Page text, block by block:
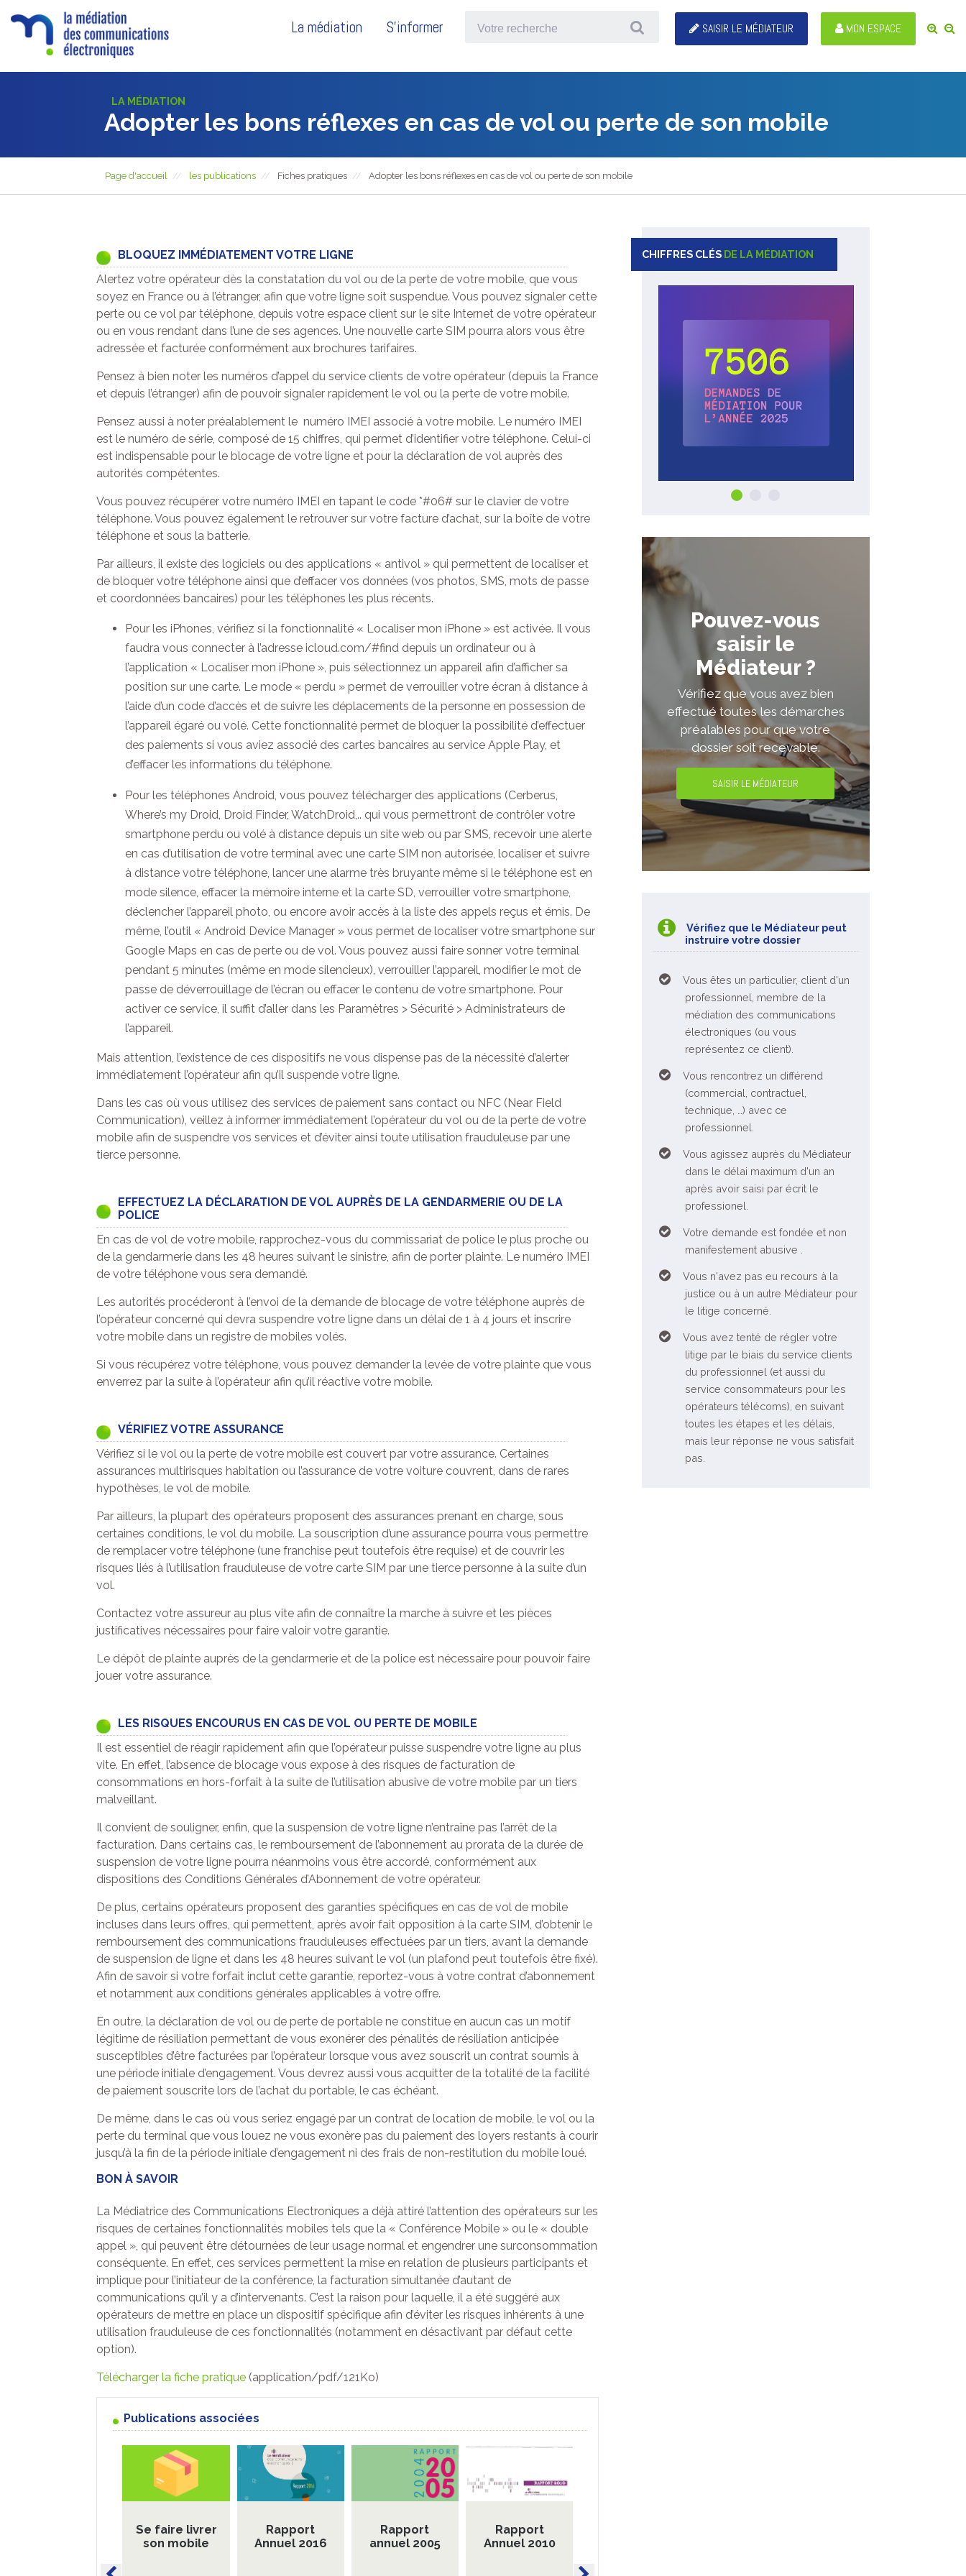
SAISIR LE MÉDIATEUR MON ESPACE
La médiation S'informer
LA MÉDIATION
Adopter les bons réflexes en cas de vol ou perte de son mobile
Page d'accueil les publications Fiches pratiques Adopter les bons réflexes en cas de vol ou perte de son mobile
BLOQUEZ IMMÉDIATEMENT VOTRE LIGNE
Alertez votre opérateur dès la constatation du vol ou de la perte de votre mobile, que vous
soyez en France ou à l’étranger, afin que votre ligne soit suspendue. Vous pouvez signaler cette
perte ou ce vol par téléphone, depuis votre espace client sur le site Internet de votre opérateur
ou en vous rendant dans l’une de ses agences. Une nouvelle carte SIM pourra alors vous être
adressée et facturée conformément aux brochures tarifaires.
Pensez à bien noter les numéros d’appel du service clients de votre opérateur (depuis la France
et depuis l’étranger) afin de pouvoir signaler rapidement le vol ou la perte de votre mobile.
Pensez aussi à noter préalablement le numéro IMEI associé à votre mobile. Le numéro IMEI
est le numéro de série, composé de 15 chiffres, qui permet d’identifier votre téléphone. Celui-ci
est indispensable pour le blocage de votre ligne et pour la déclaration de vol auprès des
autorités compétentes.
Vous pouvez récupérer votre numéro IMEI en tapant le code *#06# sur le clavier de votre
téléphone. Vous pouvez également le retrouver sur votre facture d’achat, sur la boîte de votre
téléphone et sous la batterie.
Par ailleurs, il existe des logiciels ou des applications « antivol » qui permettent de localiser et
de bloquer votre téléphone ainsi que d’effacer vos données (vos photos, SMS, mots de passe
et coordonnées bancaires) pour les téléphones les plus récents.
Pour les iPhones, vérifiez si la fonctionnalité « Localiser mon iPhone » est activée. Il vous
faudra vous connecter à l’adresse icloud.com/#find depuis un ordinateur ou à
l’application « Localiser mon iPhone », puis sélectionnez un appareil afin d’afficher sa
position sur une carte. Le mode « perdu » permet de verrouiller votre écran à distance à
l’aide d’un code d’accès et de suivre les déplacements de la personne en possession de
l’appareil égaré ou volé. Cette fonctionnalité permet de bloquer la possibilité d’effectuer
des paiements si vous aviez associé des cartes bancaires au service Apple Play, et
d’effacer les informations du téléphone.
Pour les téléphones Android, vous pouvez télécharger des applications (Cerberus,
Where’s my Droid, Droid Finder, WatchDroid,.. qui vous permettront de contrôler votre
smartphone perdu ou volé à distance depuis un site web ou par SMS, recevoir une alerte
en cas d’utilisation de votre terminal avec une carte SIM non autorisée, localiser et suivre
à distance votre téléphone, lancer une alarme très bruyante même si le téléphone est en
mode silence, effacer la mémoire interne et la carte SD, verrouiller votre smartphone,
déclencher l’appareil photo, ou encore avoir accès à la liste des appels reçus et émis. De
même, l’outil « Android Device Manager » vous permet de localiser votre smartphone sur
Google Maps en cas de perte ou de vol. Vous pouvez aussi faire sonner votre terminal
pendant 5 minutes (même en mode silencieux), verrouiller l’appareil, modifier le mot de
passe de déverrouillage de l’écran ou effacer le contenu de votre smartphone. Pour
activer ce service, il suffit d’aller dans les Paramètres > Sécurité > Administrateurs de
l’appareil.
Mais attention, l’existence de ces dispositifs ne vous dispense pas de la nécessité d’alerter
immédiatement l’opérateur afin qu’il suspende votre ligne.
Dans les cas où vous utilisez des services de paiement sans contact ou NFC (Near Field
Communication), veillez à informer immédiatement l’opérateur du vol ou de la perte de votre
mobile afin de suspendre vos services et d’éviter ainsi toute utilisation frauduleuse par une
tierce personne.
EFFECTUEZ LA DÉCLARATION DE VOL AUPRÈS DE LA GENDARMERIE OU DE LA
POLICE
En cas de vol de votre mobile, rapprochez-vous du commissariat de police le plus proche ou
de la gendarmerie dans les 48 heures suivant le sinistre, afin de porter plainte. Le numéro IMEI
de votre téléphone vous sera demandé.
Les autorités procéderont à l’envoi de la demande de blocage de votre téléphone auprès de
l’opérateur concerné qui devra suspendre votre ligne dans un délai de 1 à 4 jours et inscrire
votre mobile dans un registre de mobiles volés.
Si vous récupérez votre téléphone, vous pouvez demander la levée de votre plainte que vous
enverrez par la suite à l’opérateur afin qu’il réactive votre mobile.
VÉRIFIEZ VOTRE ASSURANCE
Vérifiez si le vol ou la perte de votre mobile est couvert par votre assurance. Certaines
assurances multirisques habitation ou l’assurance de votre voiture couvrent, dans de rares
hypothèses, le vol de mobile.
Par ailleurs, la plupart des opérateurs proposent des assurances prenant en charge, sous
certaines conditions, le vol du mobile. La souscription d’une assurance pourra vous permettre
de remplacer votre téléphone (une franchise peut toutefois être requise) et de couvrir les
risques liés à l’utilisation frauduleuse de votre carte SIM par une tierce personne à la suite d’un
vol.
Contactez votre assureur au plus vite afin de connaître la marche à suivre et les pièces
justificatives nécessaires pour faire valoir votre garantie.
Le dépôt de plainte auprès de la gendarmerie et de la police est nécessaire pour pouvoir faire
jouer votre assurance.
LES RISQUES ENCOURUS EN CAS DE VOL OU PERTE DE MOBILE
Il est essentiel de réagir rapidement afin que l’opérateur puisse suspendre votre ligne au plus
vite. En effet, l’absence de blocage vous expose à des risques de facturation de
consommations en hors-forfait à la suite de l’utilisation abusive de votre mobile par un tiers
malveillant.
Il convient de souligner, enfin, que la suspension de votre ligne n’entraîne pas l’arrêt de la
facturation. Dans certains cas, le remboursement de l’abonnement au prorata de la durée de
suspension de votre ligne pourra néanmoins vous être accordé, conformément aux
dispositions des Conditions Générales d’Abonnement de votre opérateur.
De plus, certains opérateurs proposent des garanties spécifiques en cas de vol de mobile
incluses dans leurs offres, qui permettent, après avoir fait opposition à la carte SIM, d’obtenir le
remboursement des communications frauduleuses effectuées par un tiers, avant la demande
de suspension de ligne et dans les 48 heures suivant le vol (un plafond peut toutefois être fixé).
Afin de savoir si votre forfait inclut cette garantie, reportez-vous à votre contrat d’abonnement
et notamment aux conditions générales applicables à votre offre.
En outre, la déclaration de vol ou de perte de portable ne constitue en aucun cas un motif
légitime de résiliation permettant de vous exonérer des pénalités de résiliation anticipée
susceptibles d’être facturées par l’opérateur lorsque vous avez souscrit un contrat soumis à
une période initiale d’engagement. Vous devrez aussi vous acquitter de la totalité de la facilité
de paiement souscrite lors de l’achat du portable, le cas échéant.
De même, dans le cas où vous seriez engagé par un contrat de location de mobile, le vol ou la
perte du terminal que vous louez ne vous exonère pas du paiement des loyers restants à courir
jusqu’à la fin de la période initiale d’engagement ni des frais de non-restitution du mobile loué.
BON À SAVOIR
La Médiatrice des Communications Electroniques a déjà attiré l’attention des opérateurs sur les
risques de certaines fonctionnalités mobiles tels que la « Conférence Mobile » ou le « double
appel », qui peuvent être détournées de leur usage normal et engendrer une surconsommation
conséquente. En effet, ces services permettent la mise en relation de plusieurs participants et
implique pour l’initiateur de la conférence, la facturation simultanée d’autant de
communications qu’il y a d’intervenants. C’est la raison pour laquelle, il a été suggéré aux
opérateurs de mettre en place un dispositif spécifique afin d’éviter les risques inhérents à une
utilisation frauduleuse de ces fonctionnalités (notamment en désactivant par défaut cette
option).
Télécharger la fiche pratique (application/pdf/121Ko)
Publications associées
Se faire livrer
son mobile
Rapport
Annuel 2016
Rapport
annuel 2005
Rapport
Annuel 2010
CHIFFRES CLÉS DE LA MÉDIATION
Pouvez-vous
saisir le
Médiateur ?
Vérifiez que vous avez bien
effectué toutes les démarches
préalables pour que votre
dossier soit recevable.
SAISIR LE MÉDIATEUR
Vérifiez que le Médiateur peut
instruire votre dossier
Vous êtes un particulier, client d'un
professionnel, membre de la
médiation des communications
électroniques (ou vous
représentez ce client).
Vous rencontrez un différend
(commercial, contractuel,
technique, …) avec ce
professionnel.
Vous agissez auprès du Médiateur
dans le délai maximum d'un an
après avoir saisi par écrit le
professionel.
Votre demande est fondée et non
manifestement abusive .
Vous n'avez pas eu recours à la
justice ou à un autre Médiateur pour
le litige concerné.
Vous avez tenté de régler votre
litige par le biais du service clients
du professionnel (et aussi du
service consommateurs pour les
opérateurs télécoms), en suivant
toutes les étapes et les délais,
mais leur réponse ne vous satisfait
pas.